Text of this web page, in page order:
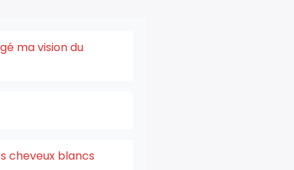
ma vision du
cheveux blancs